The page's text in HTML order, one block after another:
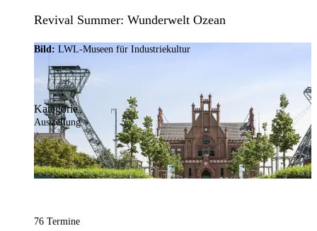
Revival Summer: Wunderwelt Ozean
Bild: LWL-Museen für Industriekultur
Kategorie
Ausstellung
76 Termine